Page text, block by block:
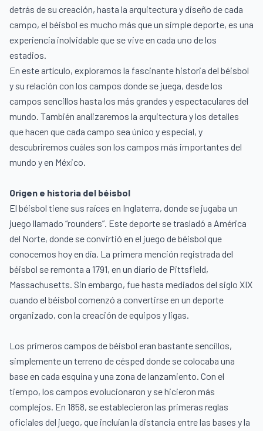
detrás de su creación, hasta la arquitectura y diseño de cada
campo, el béisbol es mucho más que un simple deporte, es una
experiencia inolvidable que se vive en cada uno de los
estadios.
En este artículo, exploramos la fascinante historia del béisbol
y su relación con los campos donde se juega, desde los
campos sencillos hasta los más grandes y espectaculares del
mundo. También analizaremos la arquitectura y los detalles
que hacen que cada campo sea único y especial, y
descubriremos cuáles son los campos más importantes del
mundo y en México.
Origen e historia del béisbol
El béisbol tiene sus raíces en Inglaterra, donde se jugaba un
juego llamado “rounders”. Este deporte se trasladó a América
del Norte, donde se convirtió en el juego de béisbol que
conocemos hoy en día. La primera mención registrada del
béisbol se remonta a 1791, en un diario de Pittsfield,
Massachusetts. Sin embargo, fue hasta mediados del siglo XIX
cuando el béisbol comenzó a convertirse en un deporte
organizado, con la creación de equipos y ligas.
Los primeros campos de béisbol eran bastante sencillos,
simplemente un terreno de césped donde se colocaba una
base en cada esquina y una zona de lanzamiento. Con el
tiempo, los campos evolucionaron y se hicieron más
complejos. En 1858, se establecieron las primeras reglas
oficiales del juego, que incluían la distancia entre las bases y la